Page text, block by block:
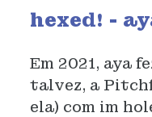
hexed! -
Em 2021, aya
talvez, a
ela) com im